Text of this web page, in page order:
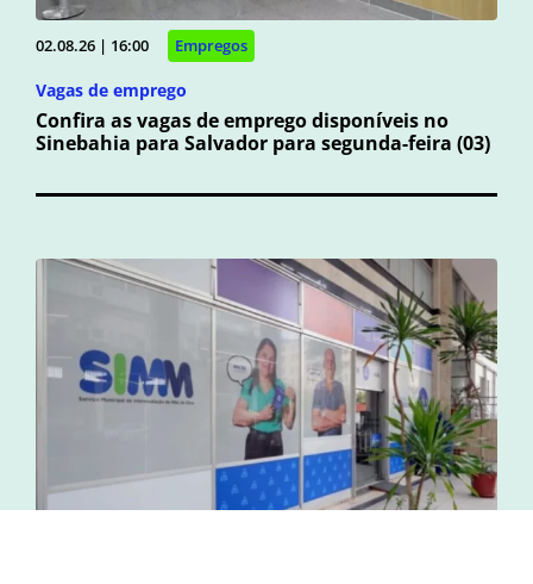
02.08.26 | 16:00 Empregos
Vagas de emprego
Confira as vagas de emprego disponíveis no
Sinebahia para Salvador para segunda-feira (03)